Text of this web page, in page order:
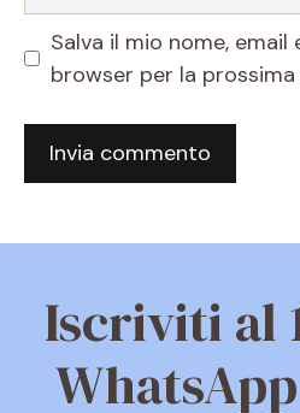
Salva il mio nome,
browser per la
Iscriviti al